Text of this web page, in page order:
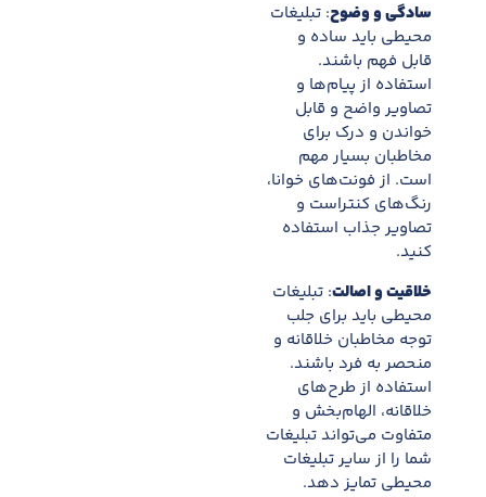
سادگی و وضوح: تبلیغات
محیطی باید ساده و
قابل فهم باشند.
استفاده از پیام‌ها و
تصاویر واضح و قابل
خواندن و درک برای
مخاطبان بسیار مهم
است. از فونت‌های خوانا،
رنگ‌های کنتراست و
تصاویر جذاب استفاده
کنید.
خلاقیت و اصالت: تبلیغات
محیطی باید برای جلب
توجه مخاطبان خلاقانه و
منحصر به فرد باشند.
استفاده از طرح‌های
خلاقانه، الهام‌بخش و
متفاوت می‌تواند تبلیغات
شما را از سایر تبلیغات
محیطی تمایز دهد.